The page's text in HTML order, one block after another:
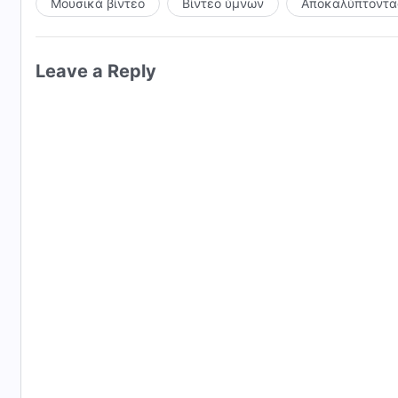
Μουσικά βίντεο Βίντεο ύμνων
Leave a Reply